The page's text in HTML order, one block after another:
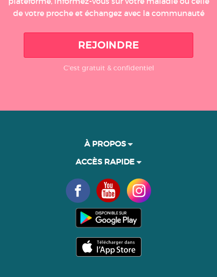
de votre proche et échangez avec la communauté
REJOINDRE
C'est gratuit & confidentiel
À PROPOS
ACCÈS RAPIDE